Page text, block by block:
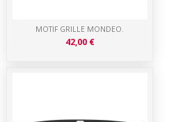
MOTIF GRILLE MONDEO.
42,00 €